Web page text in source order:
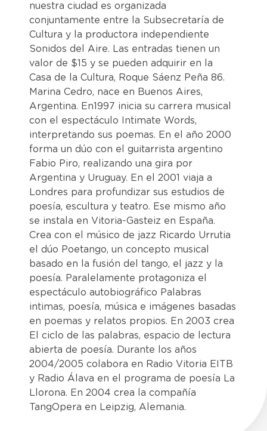
nuestra ciudad es organizada
conjuntamente entre la Subsecretaría de
Cultura y la productora independiente
Sonidos del Aire. Las entradas tienen un
valor de $15 y se pueden adquirir en la
Casa de la Cultura, Roque Sáenz Peña 86.
Marina Cedro, nace en Buenos Aires,
Argentina. En1997 inicia su carrera musical
con el espectáculo Intimate Words,
interpretando sus poemas. En el año 2000
forma un dúo con el guitarrista argentino
Fabio Piro, realizando una gira por
Argentina y Uruguay. En el 2001 viaja a
Londres para profundizar sus estudios de
poesía, escultura y teatro. Ese mismo año
se instala en Vitoria-Gasteiz en España.
Crea con el músico de jazz Ricardo Urrutia
el dúo Poetango, un concepto musical
basado en la fusión del tango, el jazz y la
poesía. Paralelamente protagoniza el
espectáculo autobiográfico Palabras
intimas, poesía, música e imágenes basadas
en poemas y relatos propios. En 2003 crea
El ciclo de las palabras, espacio de lectura
abierta de poesía. Durante los años
2004/2005 colabora en Radio Vitoria EITB
y Radio Álava en el programa de poesía La
Llorona. En 2004 crea la compañía
TangOpera en Leipzig, Alemania.